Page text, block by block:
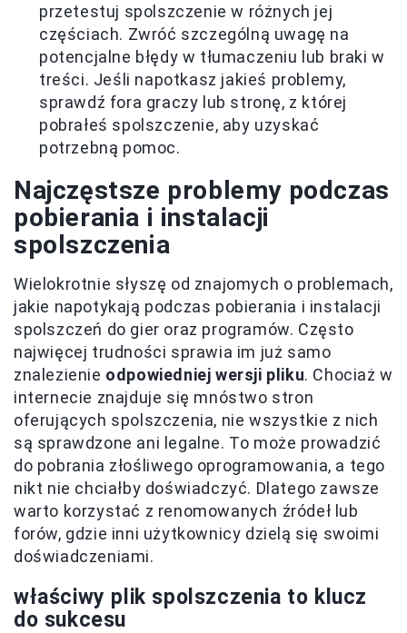
przetestuj spolszczenie w różnych jej
częściach. Zwróć szczególną uwagę na
potencjalne błędy w tłumaczeniu lub braki w
treści. Jeśli napotkasz jakieś problemy,
sprawdź fora graczy lub stronę, z której
pobrałeś spolszczenie, aby uzyskać
potrzebną pomoc.
Najczęstsze problemy podczas
pobierania i instalacji
spolszczenia
Wielokrotnie słyszę od znajomych o problemach,
jakie napotykają podczas pobierania i instalacji
spolszczeń do gier oraz programów. Często
najwięcej trudności sprawia im już samo
znalezienie odpowiedniej wersji pliku. Chociaż w
internecie znajduje się mnóstwo stron
oferujących spolszczenia, nie wszystkie z nich
są sprawdzone ani legalne. To może prowadzić
do pobrania złośliwego oprogramowania, a tego
nikt nie chciałby doświadczyć. Dlatego zawsze
warto korzystać z renomowanych źródeł lub
forów, gdzie inni użytkownicy dzielą się swoimi
doświadczeniami.
właściwy plik spolszczenia to klucz
do sukcesu